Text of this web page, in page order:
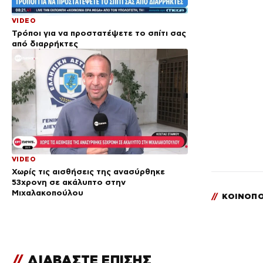
VIDEO
Τρόποι για να προστατέψετε το σπίτι σας
από διαρρήκτες
VIDEO
Χωρίς τις αισθήσεις της ανασύρθηκε
53χρονη σε ακάλυπτο στην
Μιχαλακοπούλου
//
// ΔΙΑΒΑΣΤΕ ΕΠΙΣΗΣ